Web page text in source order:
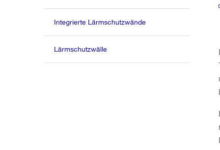
Integrierte Lärmschutzwände
Lärmschutzwälle